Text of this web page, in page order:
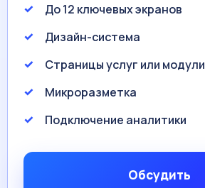
До 12 ключевых экранов
Дизайн-система
Страницы услуг или модули
Микроразметка
Подключение аналитики
Обсудить